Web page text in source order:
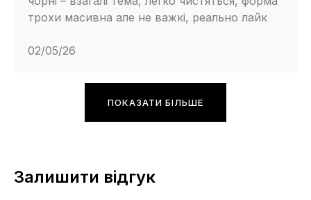
трохи масивна але не важкі, реально лайк
02/05/26
ПОКАЗАТИ БІЛЬШЕ
Залишити відгук